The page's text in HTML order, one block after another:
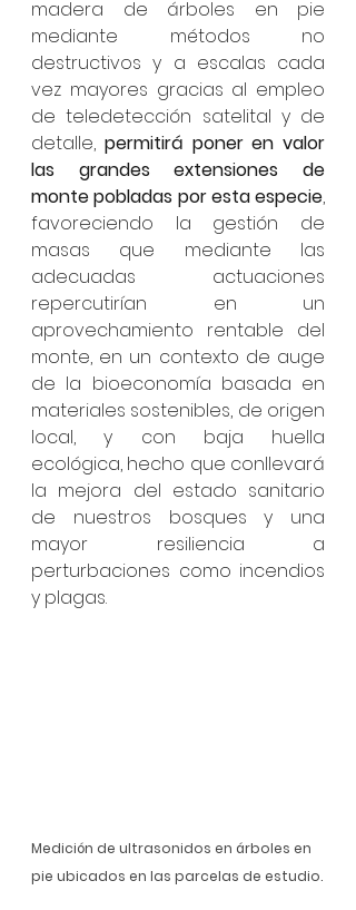
madera de árboles en pie
mediante métodos no
destructivos y a escalas cada
vez mayores gracias al empleo
de teledetección satelital y de
detalle, permitirá poner en valor
las grandes extensiones de
monte pobladas por esta especie,
favoreciendo la gestión de
masas que mediante las
adecuadas actuaciones
repercutirían en un
aprovechamiento rentable del
monte, en un contexto de auge
de la bioeconomía basada en
materiales sostenibles, de origen
local, y con baja huella
ecológica, hecho que conllevará
la mejora del estado sanitario
de nuestros bosques y una
mayor resiliencia a
perturbaciones como incendios
y plagas.
Medición de ultrasonidos en árboles en
pie ubicados en las parcelas de estudio.